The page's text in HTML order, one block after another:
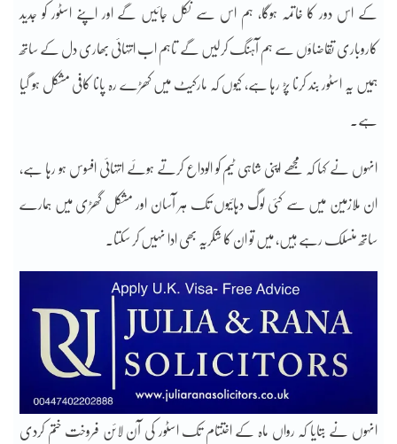
کے اس دور کا خاتمہ ہوگا، ہم اس سے نکل جائیں گے اور اپنے اسٹور کو جدید
کاروباری تقاضاؤں سے ہم آہنگ کرلیں گے تاہم اب انتہائی بھاری دل کے ساتھ
ہمیں یہ اسٹور بند کرنا پڑ رہا ہے، کیوں کہ مارکیٹ میں کھڑے رہ پانا کافی مشکل ہو گیا
ہے۔
انہوں نے کہا کہ مجھے اپنی شاہی ٹیم کو الوداع کرتے ہوئے انتہائی افسوس ہو رہا ہے،
ان ملازمین میں سے کئی لوگ دہائیوں تک ہر آسان اور مشکل گھڑی میں ہمارے
ساتھ منسلک رہے ہیں، میں تو ان کا شکریہ بھی ادا نہیں کر سکتا۔
انہوں نے بتایا کہ رواں ماہ کے اختتام تک اسٹور کی آن لائن فروخت ختم کردی